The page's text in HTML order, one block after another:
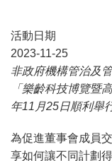
活動日期
2023-11-25
非政府機構管治及
「樂齡科技博覽暨
年11月25日順利舉
為促進董事會成員
享如何讓不同計劃